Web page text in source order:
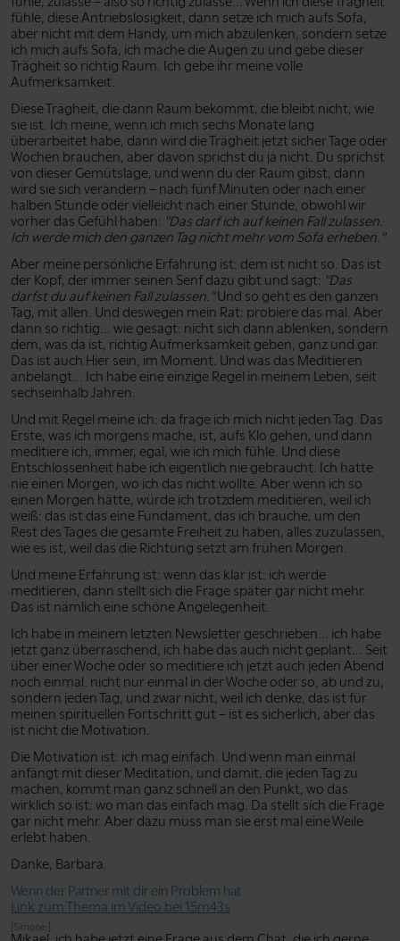
fühle, diese Antriebslosigkeit, dann setze ich mich aufs Sofa,
aber nicht mit dem Handy, um mich abzulenken, sondern setze
ich mich aufs Sofa, ich mache die Augen zu und gebe dieser
Trägheit so richtig Raum. Ich gebe ihr meine volle
Aufmerksamkeit.
Diese Trägheit, die dann Raum bekommt, die bleibt nicht, wie
sie ist. Ich meine, wenn ich mich sechs Monate lang
überarbeitet habe, dann wird die Trägheit jetzt sicher Tage oder
Wochen brauchen, aber davon sprichst du ja nicht. Du sprichst
von dieser Gemütslage, und wenn du der Raum gibst, dann
wird sie sich verändern – nach fünf Minuten oder nach einer
halben Stunde oder vielleicht nach einer Stunde, obwohl wir
vorher das Gefühl haben: "Das darf ich auf keinen Fall zulassen.
Ich werde mich den ganzen Tag nicht mehr vom Sofa erheben."
Aber meine persönliche Erfahrung ist: dem ist nicht so. Das ist
der Kopf, der immer seinen Senf dazu gibt und sagt: "Das
darfst du auf keinen Fall zulassen."Und so geht es den ganzen
Tag, mit allen. Und deswegen mein Rat: probiere das mal. Aber
dann so richtig... wie gesagt: nicht sich dann ablenken, sondern
dem, was da ist, richtig Aufmerksamkeit geben, ganz und gar.
Das ist auch Hier sein, im Moment. Und was das Meditieren
anbelangt... Ich habe eine einzige Regel in meinem Leben, seit
sechseinhalb Jahren.
Und mit Regel meine ich: da frage ich mich nicht jeden Tag. Das
Erste, was ich morgens mache, ist, aufs Klo gehen, und dann
meditiere ich, immer, egal, wie ich mich fühle. Und diese
Entschlossenheit habe ich eigentlich nie gebraucht. Ich hatte
nie einen Morgen, wo ich das nicht wollte. Aber wenn ich so
einen Morgen hätte, würde ich trotzdem meditieren, weil ich
weiß: das ist das eine Fundament, das ich brauche, um den
Rest des Tages die gesamte Freiheit zu haben, alles zuzulassen,
wie es ist, weil das die Richtung setzt am frühen Morgen.
Und meine Erfahrung ist: wenn das klar ist: ich werde
meditieren, dann stellt sich die Frage später gar nicht mehr.
Das ist nämlich eine schöne Angelegenheit.
Ich habe in meinem letzten Newsletter geschrieben... ich habe
jetzt ganz überraschend, ich habe das auch nicht geplant... Seit
über einer Woche oder so meditiere ich jetzt auch jeden Abend
noch einmal. nicht nur einmal in der Woche oder so, ab und zu,
sondern jeden Tag, und zwar nicht, weil ich denke, das ist für
meinen spirituellen Fortschritt gut – ist es sicherlich, aber das
ist nicht die Motivation.
Die Motivation ist: ich mag einfach. Und wenn man einmal
anfängt mit dieser Meditation, und damit, die jeden Tag zu
machen, kommt man ganz schnell an den Punkt, wo das
wirklich so ist: wo man das einfach mag. Da stellt sich die Frage
gar nicht mehr. Aber dazu muss man sie erst mal eine Weile
erlebt haben.
Danke, Barbara.
Wenn der Partner mit dir ein Problem hat
Link zum Thema im Video bei 15m43s
[Simone:]